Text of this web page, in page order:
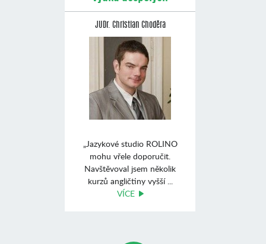
JUDr. Christian Choděra
„Jazykové studio ROLINO
mohu vřele doporučit.
Navštěvoval jsem několik
kurzů angličtiny vyšší ...
VÍCE